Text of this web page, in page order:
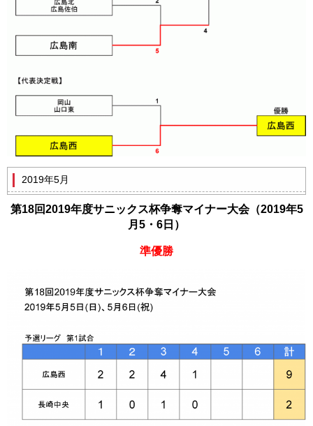
2019年5月
第18回2019年度サニックス杯争奪マイナー大会（2019年5
月5・6日）
準優勝